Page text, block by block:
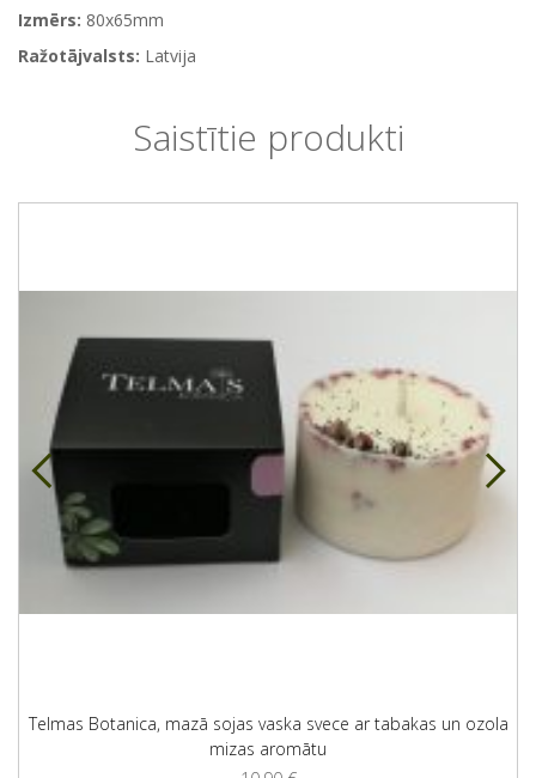
Izmērs: 80x65mm
Ražotājvalsts: Latvija
Saistītie produkti
Telmas Botanica, mazā sojas vaska svece ar tabakas un ozola
mizas aromātu